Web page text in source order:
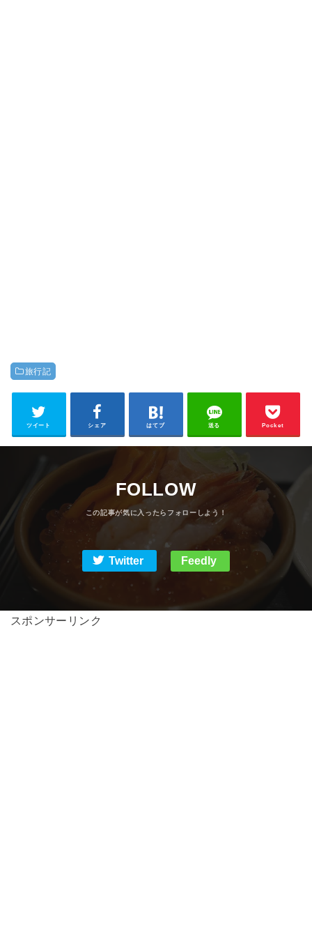
旅行記
ツイート シェア はてブ 送る Pocket
FOLLOW
Twitter Feedly
スポンサーリンク